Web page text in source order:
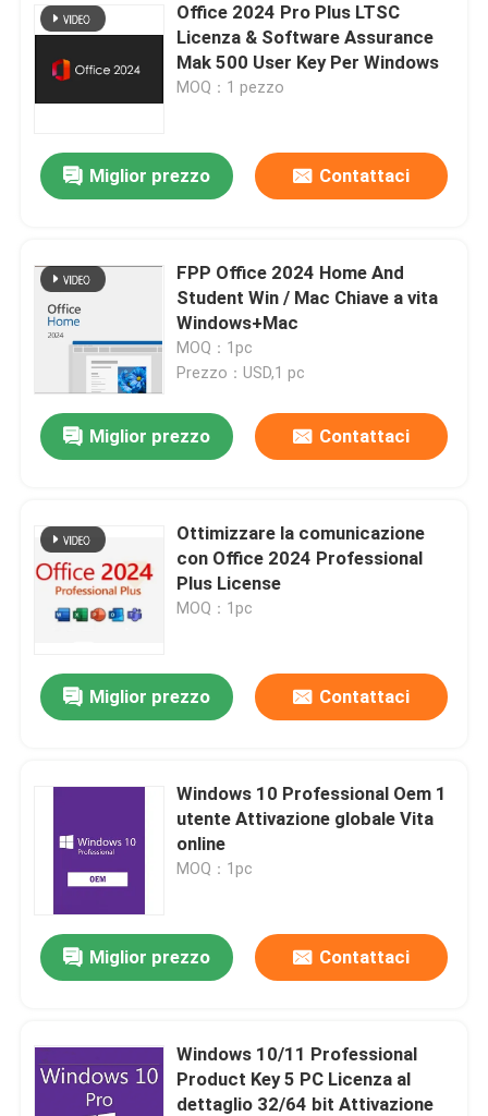
Office 2024 Pro Plus LTSC
Licenza & Software Assurance
Mak 500 User Key Per Windows
MOQ：1 pezzo
Miglior prezzo Contattaci
FPP Office 2024 Home And
Student Win / Mac Chiave a vita
Windows+Mac
MOQ：1pc
Prezzo：USD,1 pc
Miglior prezzo Contattaci
Ottimizzare la comunicazione
con Office 2024 Professional
Plus License
MOQ：1pc
Miglior prezzo Contattaci
Windows 10 Professional Oem 1
utente Attivazione globale Vita
online
MOQ：1pc
Miglior prezzo Contattaci
Windows 10/11 Professional
Product Key 5 PC Licenza al
dettaglio 32/64 bit Attivazione